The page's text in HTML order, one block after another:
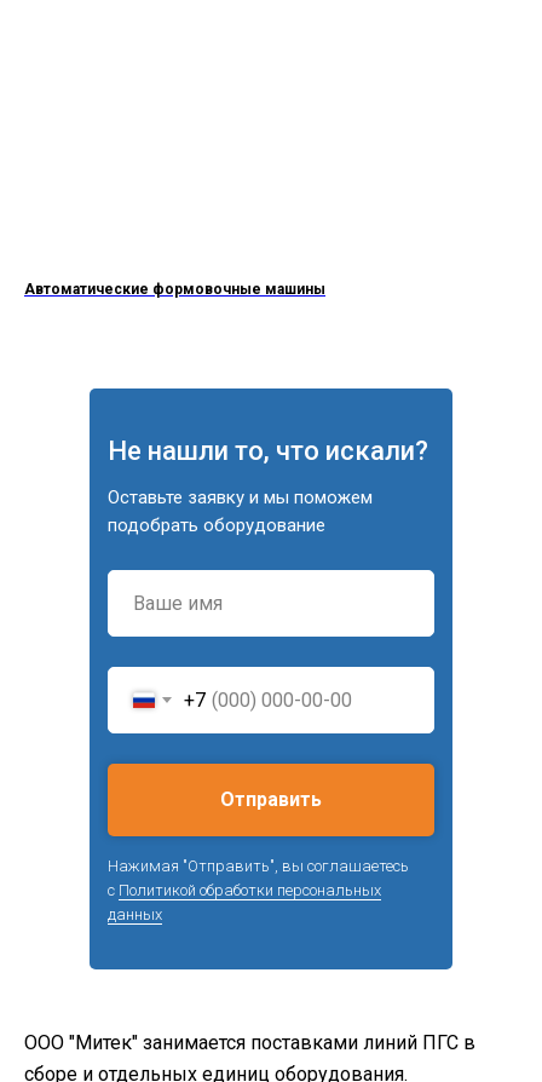
Автоматические формовочные машины
+7
Отправить
Нажимая "Отправить", вы соглашаетесь
с Политикой обработки персональных
данных
Не нашли то, что искали?
Оставьте заявку и мы поможем
подобрать оборудование
ООО "Митек" занимается поставками линий ПГС в
сборе и отдельных единиц оборудования.